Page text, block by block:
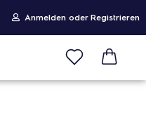
Anmelden oder Registrieren